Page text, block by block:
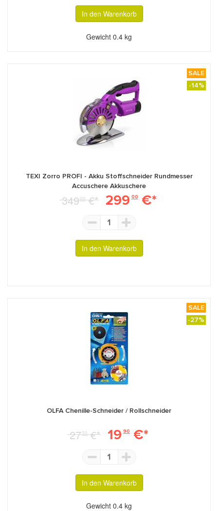
In den Warenkorb
Gewicht 0.4 kg
SALE
-14%
TEXI Zorro PROFI - Akku Stoffschneider Rundmesser
Accuschere Akkuschere
34900€* 299 00€*
1
In den Warenkorb
SALE
-27%
OLFA Chenille-Schneider / Rollschneider
2750€* 19 90 €*
1
In den Warenkorb
Gewicht 0.4 kg